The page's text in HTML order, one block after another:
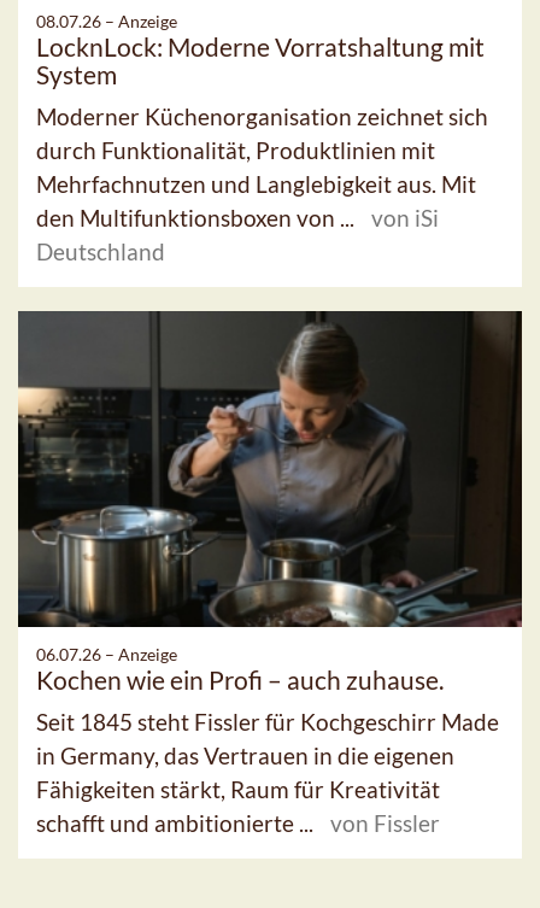
08.07.26 – Anzeige
LocknLock: Moderne Vorratshaltung mit
System
Moderner Küchenorganisation zeichnet sich
durch Funktionalität, Produktlinien mit
Mehrfachnutzen und Langlebigkeit aus. Mit
den Multifunktionsboxen von ...
von iSi
Deutschland
06.07.26 – Anzeige
Kochen wie ein Profi – auch zuhause.
Seit 1845 steht Fissler für Kochgeschirr Made
in Germany, das Vertrauen in die eigenen
Fähigkeiten stärkt, Raum für Kreativität
schafft und ambitionierte ...
von Fissler